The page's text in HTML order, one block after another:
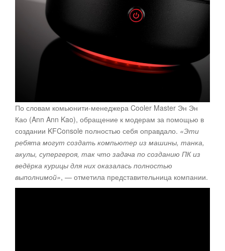
По словам комьюнити-менеджера Cooler Master Эн Эн
Као (Ann Ann Kao), обращение к модерам за помощью в
создании KFConsole полностью себя оправдало. «Эти
ребята могут создать компьютер из машины, танка,
акулы, супергероя, так что задача по созданию ПК из
ведёрка курицы для них оказалась полностью
выполнимой», — отметила представительница компании.